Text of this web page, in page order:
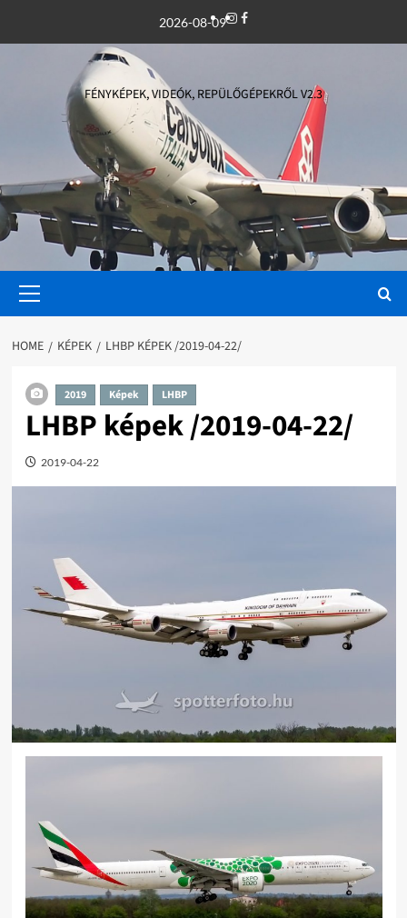
2026-08-09Instagram
Facebook
FÉNYKÉPEK, VIDEÓK, REPÜLŐGÉPEKRŐL V2.3
Menu
HOME KÉPEK LHBP KÉPEK /2019-04-22/
2019 Képek LHBP
LHBP képek /2019-04-22/
2019-04-22